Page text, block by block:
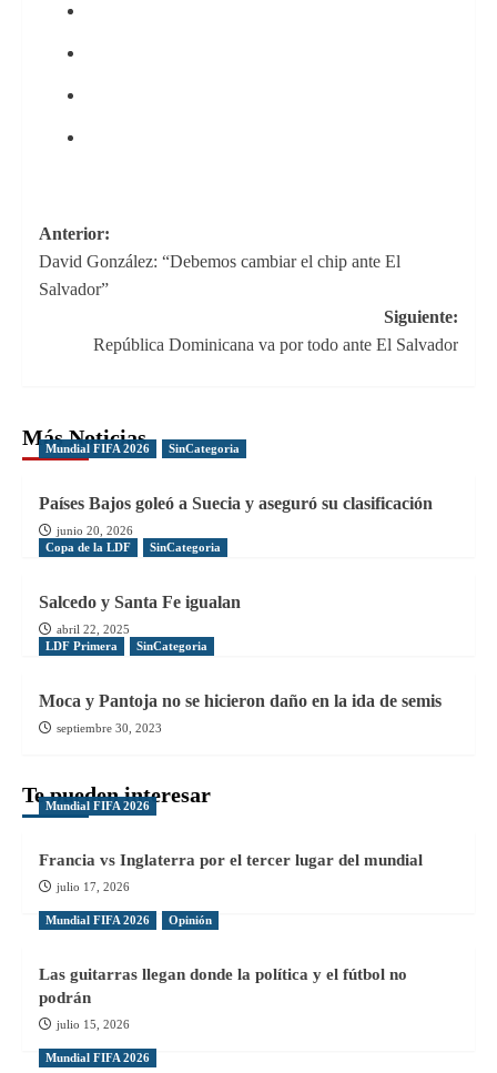
Navegación
de
Anterior:
David González: “Debemos cambiar el chip ante El
Salvador”
Siguiente:
República Dominicana va por todo ante El Salvador
Más Noticias
Mundial FIFA 2026 SinCategoria
Países Bajos goleó a Suecia y aseguró su clasificación
junio 20, 2026
Copa de la LDF
SinCategoria
Salcedo y Santa Fe igualan
abril 22, 2025
LDF Primera
SinCategoria
Moca y Pantoja no se hicieron daño en la ida de semis
septiembre 30, 2023
Te pueden interesar
Mundial FIFA 2026
Francia vs Inglaterra por el tercer lugar del mundial
julio 17, 2026
Mundial FIFA 2026 Opinión
Las guitarras llegan donde la política y el fútbol no
podrán
julio 15, 2026
Mundial FIFA 2026